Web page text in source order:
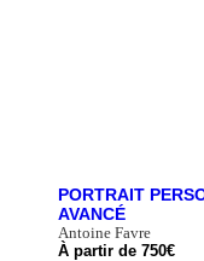
PORTRAIT
AVANCÉ
Antoine Favre
À partir de 750€